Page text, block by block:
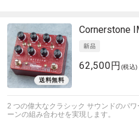
Cornerstone
62,500円 (税込)
2 つの偉大なクラシック サウンドのパ
ーンの組み合わせを実現します。